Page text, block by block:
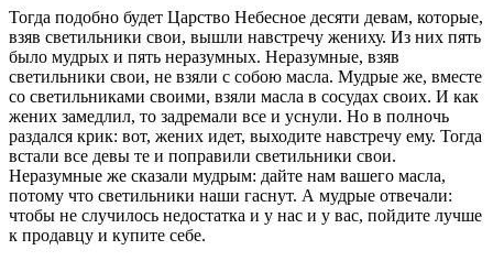
Тогда подобно будет Царство Небесное десяти девам, которые,
взяв светильники свои, вышли навстречу жениху. Из них пять
было мудрых и пять неразумных. Неразумные, взяв
светильники свои, не взяли с собою масла. Мудрые же, вместе
со светильниками своими, взяли масла в сосудах своих. И как
жених замедлил, то задремали все и уснули. Но в полночь
раздался крик: вот, жених идет, выходите навстречу ему. Тогда
встали все девы те и поправили светильники свои.
Неразумные же сказали мудрым: дайте нам вашего масла,
потому что светильники наши гаснут. А мудрые отвечали:
чтобы не случилось недостатка и у нас и у вас, пойдите лучше
к продавцу и купите себе.